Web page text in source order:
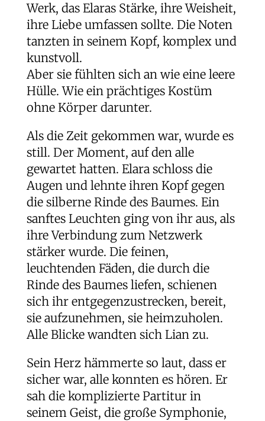
Werk, das Elaras Stärke, ihre Weisheit,
ihre Liebe umfassen sollte. Die Noten
tanzten in seinem Kopf, komplex und
kunstvoll.
Aber sie fühlten sich an wie eine leere
Hülle. Wie ein prächtiges Kostüm
ohne Körper darunter.
Als die Zeit gekommen war, wurde es
still. Der Moment, auf den alle
gewartet hatten. Elara schloss die
Augen und lehnte ihren Kopf gegen
die silberne Rinde des Baumes. Ein
sanftes Leuchten ging von ihr aus, als
ihre Verbindung zum Netzwerk
stärker wurde. Die feinen,
leuchtenden Fäden, die durch die
Rinde des Baumes liefen, schienen
sich ihr entgegenzustrecken, bereit,
sie aufzunehmen, sie heimzuholen.
Alle Blicke wandten sich Lian zu.
Sein Herz hämmerte so laut, dass er
sicher war, alle konnten es hören. Er
sah die komplizierte Partitur in
seinem Geist, die große Symphonie,